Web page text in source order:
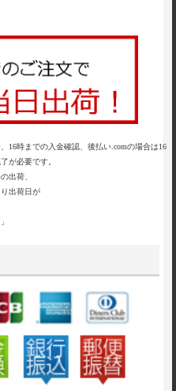
16時までの入金確認、後払い.comの場合は16
が必要です。
出荷、
出荷日が
」